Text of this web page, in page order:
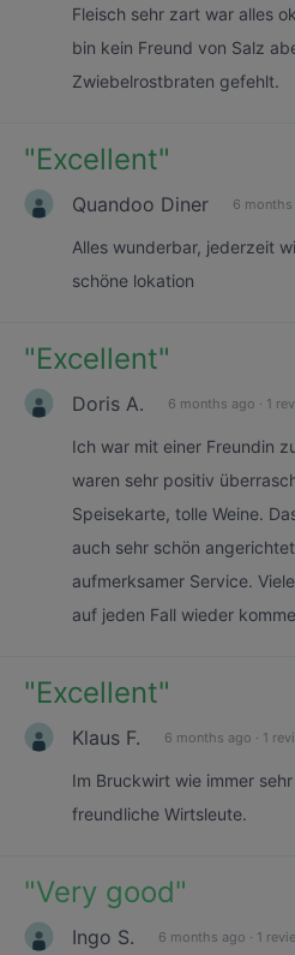
Fleisch sehr zart war alles
bin kein Freund von Salz
Zwiebelrostbraten gefehlt.
"Excellent"
Quandoo Diner 6 months
Alles wunderbar, jederzeit
schöne lokation
"Excellent"
Doris A. 6 months ago · 1
Ich war mit einer Freundin
waren sehr positiv
Speisekarte, tolle Weine.
auch sehr schön
aufmerksamer Service.
auf jeden Fall wieder
"Excellent"
Klaus F. 6 months ago · 1
Im Bruckwirt wie immer
freundliche Wirtsleute.
"Very good"
Ingo S. 6 months ago · 1